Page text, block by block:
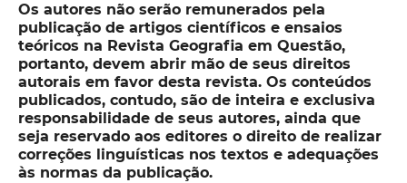
Os autores não serão remunerados pela
publicação de artigos científicos e ensaios
teóricos na Revista Geografia em Questão,
portanto, devem abrir mão de seus direitos
autorais em favor desta revista. Os conteúdos
publicados, contudo, são de inteira e exclusiva
responsabilidade de seus autores, ainda que
seja reservado aos ed itores o direito de realizar
correções linguísticas nos textos e adequações
às normas da publicação.